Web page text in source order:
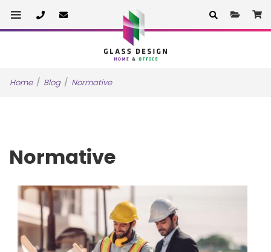
Home Blog Normative
Normative